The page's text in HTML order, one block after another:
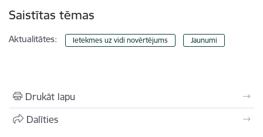
Saistītas tēmas
Aktualitātes: Ietekmes uz vidi novērtējums Jaunumi
Drukāt lapu
Dalīties